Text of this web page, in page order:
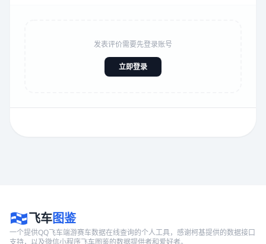
发表评价需要先登录账号
立即登录
飞车图鉴
一个提供QQ飞车端游赛车数据在线查询的个人工具，感谢柯基提供的数据接口
支持，以及微信小程序飞车图鉴的数据提供者和爱好者。